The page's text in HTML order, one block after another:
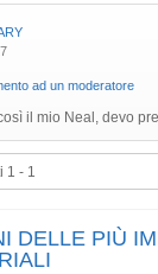
ad un moderatore
il mio Neal, devo
1 - 1
DELLE PIÙ